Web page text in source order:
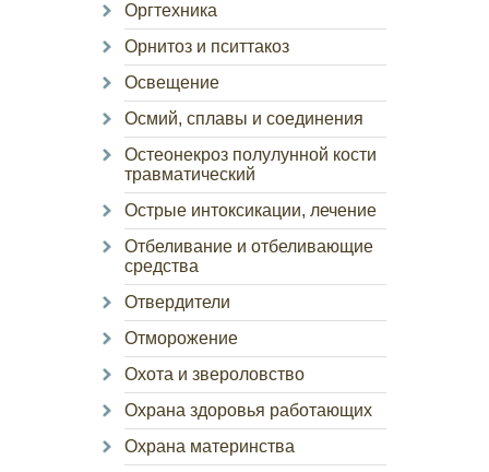
Оргтехника
Орнитоз и пситтакоз
Освещение
Осмий, сплавы и соединения
Остеонекроз полулунной кости
травматический
Острые интоксикации, лечение
Отбеливание и отбеливающие
средства
Отвердители
Отморожение
Охота и звероловство
Охрана здоровья работающих
Охрана материнства